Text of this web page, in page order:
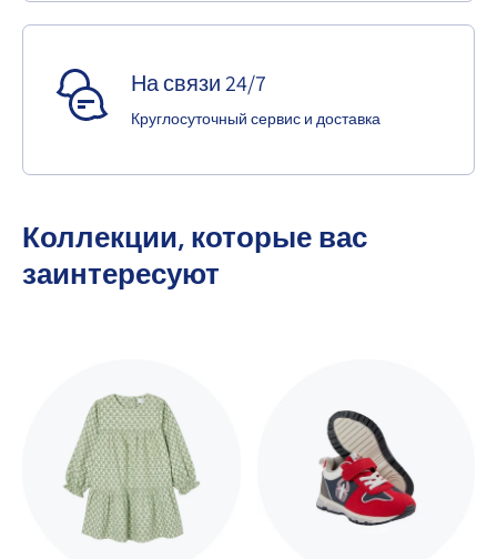
На связи 24/7
Круглосуточный сервис и доставка
Коллекции, которые вас
заинтересуют